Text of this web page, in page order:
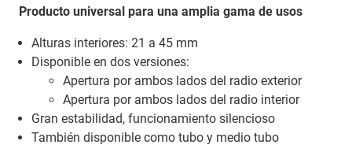
Producto universal para una amplia gama de usos
Alturas interiores: 21 a 45 mm
Disponible en dos versiones:
Apertura por ambos lados del radio exterior
Apertura por ambos lados del radio interior
Gran estabilidad, funcionamiento silencioso
También disponible como tubo y medio tubo